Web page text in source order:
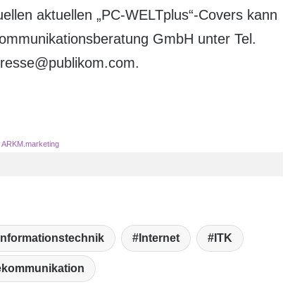
aktuellen „PC-WELTplus“-Covers kann
GmbH unter Tel.
ARKM.marketing
Informationstechnik Internet ITK